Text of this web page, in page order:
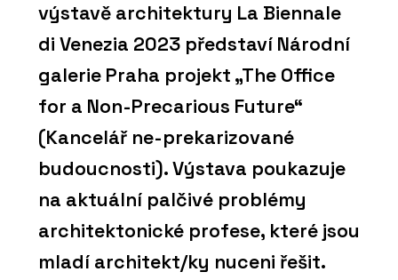
výstavě architektury La Biennale
di Venezia 2023 představí Národní
galerie Praha projekt „The Office
for a Non-Precarious Future“
(Kancelář ne-prekarizované
budoucnosti). Výstava poukazuje
na aktuální palčivé problémy
architektonické profese, které jsou
mladí architekt/ky nuceni řešit.